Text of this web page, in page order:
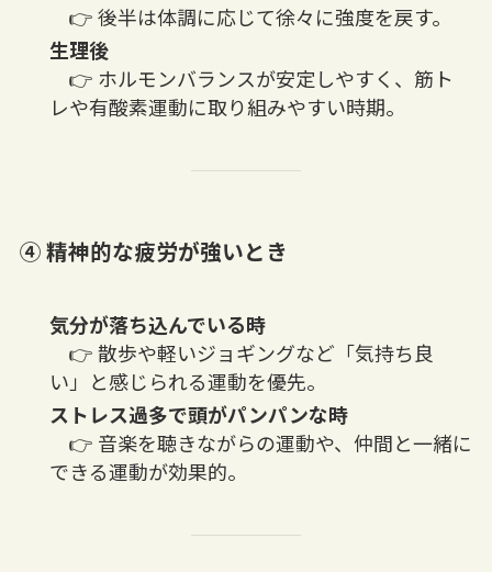
👉 後半は体調に応じて徐々に強度を戻す。
生理後
👉 ホルモンバランスが安定しやすく、筋ト
レや有酸素運動に取り組みやすい時期。
④ 精神的な疲労が強いとき
気分が落ち込んでいる時
👉 散歩や軽いジョギングなど「気持ち良
い」と感じられる運動を優先。
ストレス過多で頭がパンパンな時
👉 音楽を聴きながらの運動や、仲間と一緒に
できる運動が効果的。